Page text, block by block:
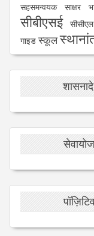
सहसमन्वयक
साक्षर
सीबीएसई सीसीएल
गाइड स्कूल